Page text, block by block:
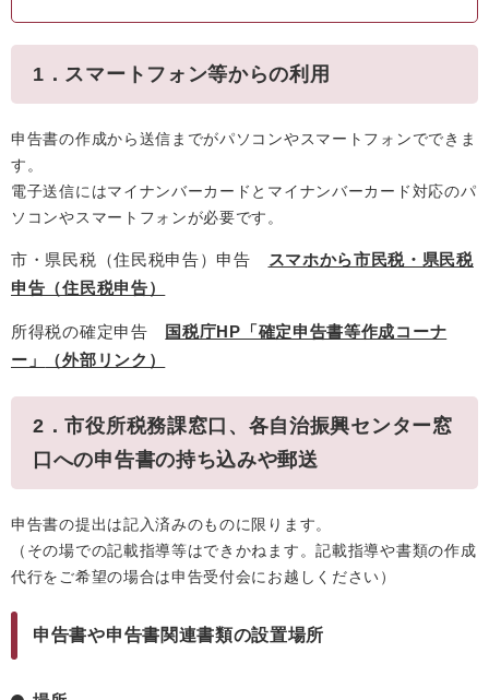
1．スマートフォン等からの利用
申告書の作成から送信までがパソコンやスマートフォンでできま
す。
電子送信にはマイナンバーカードとマイナンバーカード対応のパ
ソコンやスマートフォンが必要です。
市・県民税（住民税申告）申告
スマホから市民税・県民税
申告（住民税申告）
所得税の確定申告 国税庁HP「確定申告書等作成コーナ
ー」
（外部リンク）
2．市役所税務課窓口、各自治振興センター窓
口への申告書の持ち込みや郵送
申告書の提出は記入済みのものに限ります。
（その場での記載指導等はできかねます。記載指導や書類の作成
代行をご希望の場合は申告受付会にお越しください）
申告書や申告書関連書類の設置場所